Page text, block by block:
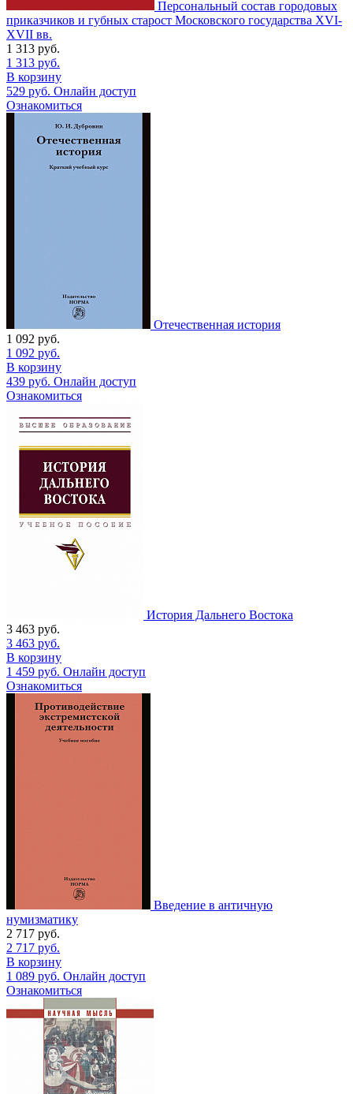
Персональный состав городовых
приказчиков и губных старост Московского государства XVI-
XVII вв.
1 313 руб.
1 313 руб.
В корзину
529 руб. Онлайн доступ
Ознакомиться
Отечественная история
1 092 руб.
1 092 руб.
В корзину
439 руб. Онлайн доступ
Ознакомиться
История Дальнего Востока
3 463 руб.
3 463 руб.
В корзину
1 459 руб. Онлайн доступ
Ознакомиться
Введение в античную
нумизматику
2 717 руб.
2 717 руб.
В корзину
1 089 руб. Онлайн доступ
Ознакомиться